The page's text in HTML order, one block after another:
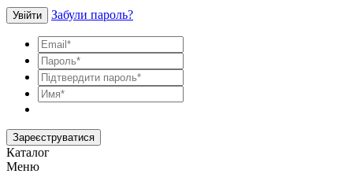
Увійти Забули пароль?
Зареєструватися
Каталог
Меню